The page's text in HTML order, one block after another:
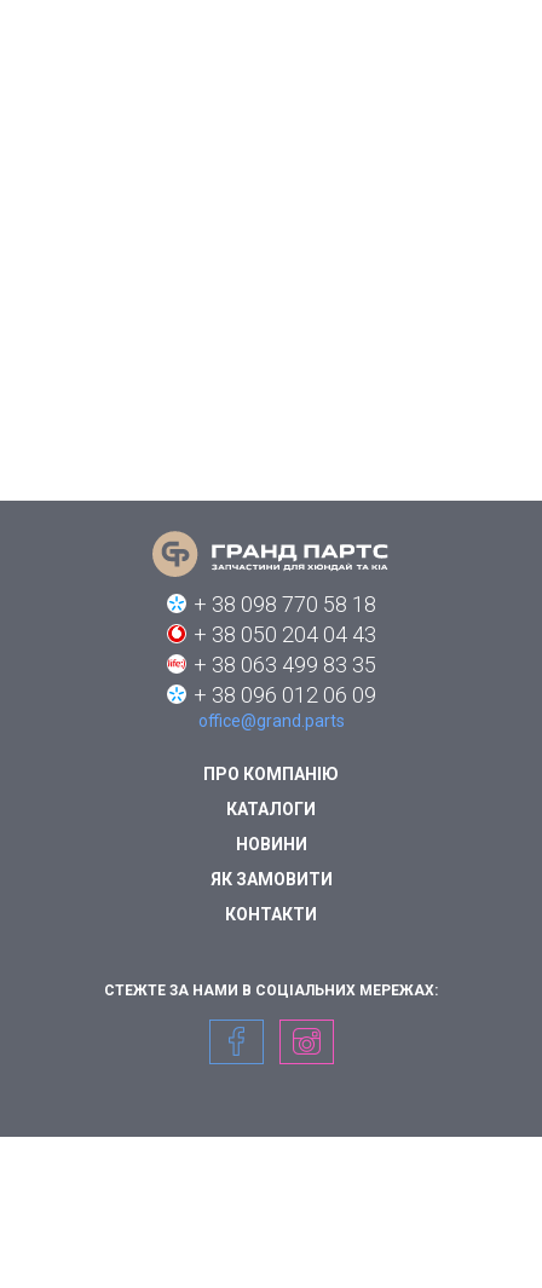
ПРО КОМПАНІЮ
КАТАЛОГИ
НОВИНИ
ЯК ЗАМОВИТИ
КОНТАКТИ
+ 38 098 770 58 18
+ 38 050 204 04 43
+ 38 063 499 83 35
+ 38 096 012 06 09
office@grand.parts
СТЕЖТЕ ЗА НАМИ В СОЦІАЛЬНИХ МЕРЕЖАХ: